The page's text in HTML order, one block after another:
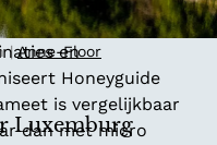
en
Honeyguide
is vergelijkbaar
dan met micro
Luxemburg
| Anne-Floor